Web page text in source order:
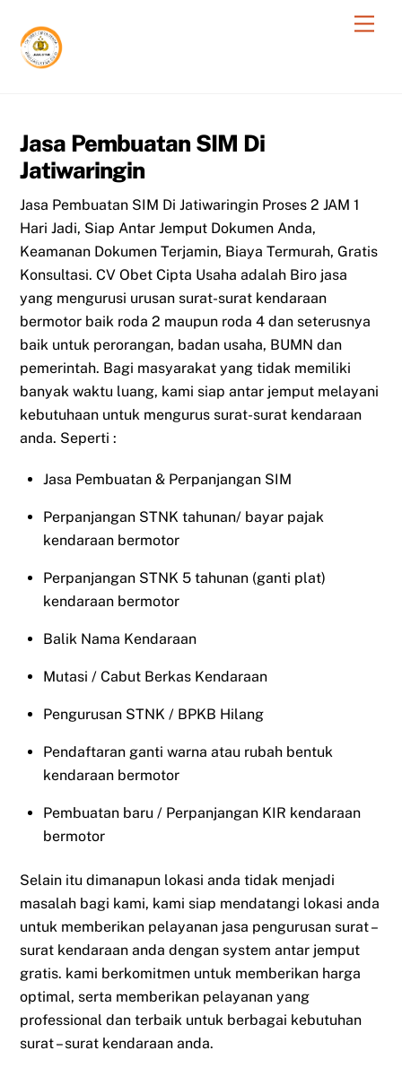
content
Jasa Pembuatan SIM Di
Jatiwaringin
Jasa Pembuatan SIM Di Jatiwaringin Proses 2 JAM 1
Hari Jadi, Siap Antar Jemput Dokumen Anda,
Keamanan Dokumen Terjamin, Biaya Termurah, Gratis
Konsultasi. CV Obet Cipta Usaha adalah Biro jasa
yang mengurusi urusan surat-surat kendaraan
bermotor baik roda 2 maupun roda 4 dan seterusnya
baik untuk perorangan, badan usaha, BUMN dan
pemerintah. Bagi masyarakat yang tidak memiliki
banyak waktu luang, kami siap antar jemput melayani
kebutuhaan untuk mengurus surat-surat kendaraan
anda. Seperti :
Jasa Pembuatan & Perpanjangan SIM
Perpanjangan STNK tahunan/ bayar pajak
kendaraan bermotor
Perpanjangan STNK 5 tahunan (ganti plat)
kendaraan bermotor
Balik Nama Kendaraan
Mutasi / Cabut Berkas Kendaraan
Pengurusan STNK / BPKB Hilang
Pendaftaran ganti warna atau rubah bentuk
kendaraan bermotor
Pembuatan baru / Perpanjangan KIR kendaraan
bermotor
Selain itu dimanapun lokasi anda tidak menjadi
masalah bagi kami, kami siap mendatangi lokasi anda
untuk memberikan pelayanan jasa pengurusan surat –
surat kendaraan anda dengan system antar jemput
gratis. kami berkomitmen untuk memberikan harga
optimal, serta memberikan pelayanan yang
professional dan terbaik untuk berbagai kebutuhan
surat – surat kendaraan anda.